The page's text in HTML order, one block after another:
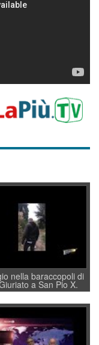
nella baraccopoli di
a San Pio X.
ai Vicentini: “faremo
regalo di Natale ai
residenti”